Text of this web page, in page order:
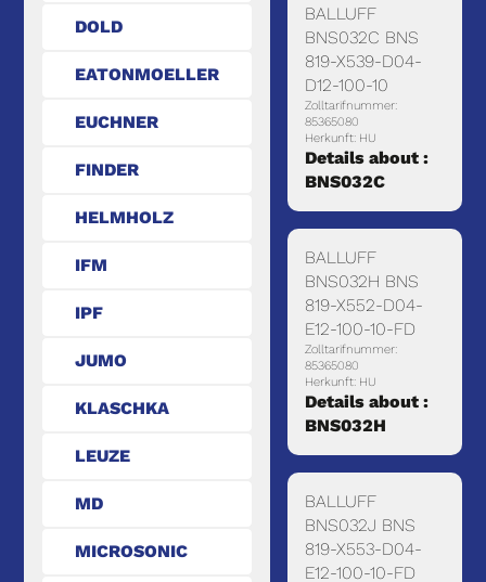
DOLD
EATONMOELLER
EUCHNER
FINDER
HELMHOLZ
IFM
IPF
JUMO
KLASCHKA
LEUZE
MD
MICROSONIC
BALLUFF
BNS032C BNS
819-X539-D04-
D12-100-10
Zolltarifnummer:
85365080
Herkunft: HU
Details about :
BNS032C
BALLUFF
BNS032H BNS
819-X552-D04-
E12-100-10-FD
Zolltarifnummer:
85365080
Herkunft: HU
Details about :
BNS032H
BALLUFF
BNS032J BNS
819-X553-D04-
E12-100-10-FD